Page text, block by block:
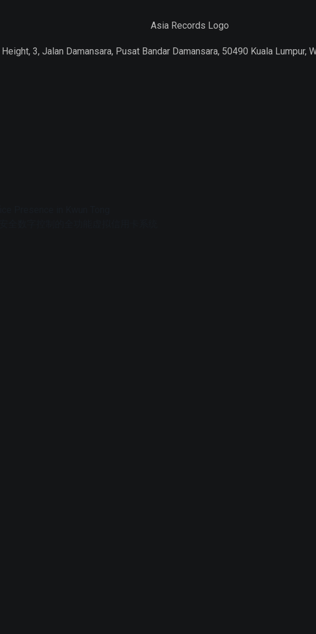
3, Jalan Damansara, Pusat Bandar Damansara, 50490 Kuala Lumpur,